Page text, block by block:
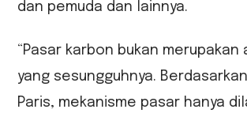
dan pemuda dan lainnya.
“Pasar karbon bukan merupakan
yang sesungguhnya.
Paris, mekanisme pasar hanya